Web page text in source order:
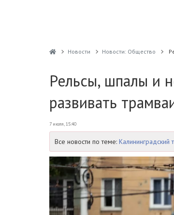
Новости Новости: Общество
Рельсы, шпалы и
развивать
7 июля, 15:40
Все новости по теме: Калининградский